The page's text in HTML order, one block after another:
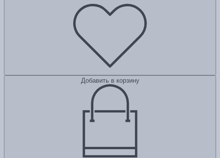
Добавить в корзину